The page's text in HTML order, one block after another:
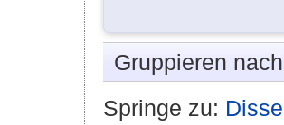
Gruppieren
Springe zu: